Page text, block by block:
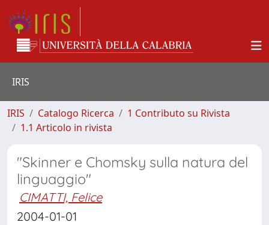
IRIS
IRIS Catalogo Ricerca
1 Contributo su Rivista
1.1 Articolo in rivista
"Skinner e Chomsky sulla natura del
linguaggio"
CIMATTI, Felice
2004-01-01